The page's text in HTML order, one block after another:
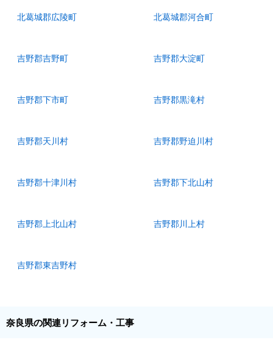
北葛城郡広陵町 北葛城郡河合町
吉野郡吉野町 吉野郡大淀町
吉野郡下市町 吉野郡黒滝村
吉野郡天川村 吉野郡野迫川村
吉野郡十津川村 吉野郡下北山村
吉野郡上北山村 吉野郡川上村
吉野郡東吉野村
奈良県の関連リフォーム・工事